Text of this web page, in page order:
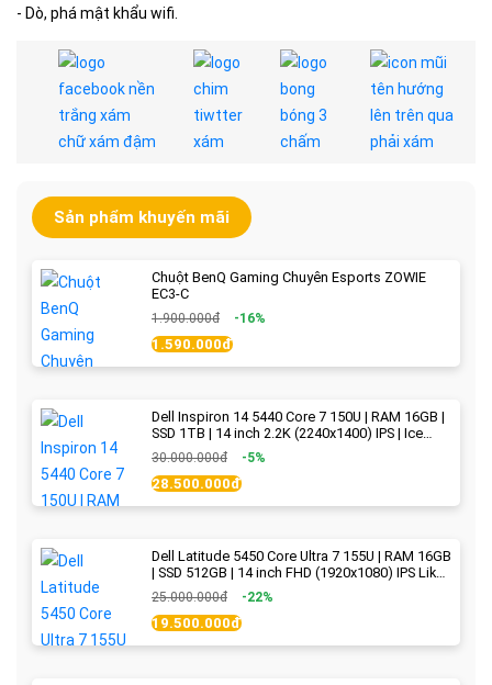
- Dò, phá mật khẩu wifi.
Sản phẩm khuyến mãi
Chuột BenQ Gaming Chuyên Esports ZOWIE
EC3-C
1.900.000đ -16%
1.590.000đ
Dell Inspiron 14 5440 Core 7 150U | RAM 16GB |
SSD 1TB | 14 inch 2.2K (2240x1400) IPS | Ice
Blue - New Fullbox
30.000.000đ -5%
28.500.000đ
Dell Latitude 5450 Core Ultra 7 155U | RAM 16GB
| SSD 512GB | 14 inch FHD (1920x1080) IPS Like
new
25.000.000đ -22%
19.500.000đ